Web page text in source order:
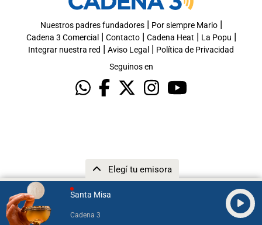
Santa Misa
Cadena 3
Elegí tu emisora
Nuestros padres fundadores| Por siempre Mario|
Cadena 3 Comercial | Contacto| Cadena Heat | La Popu |
Integrar nuestra red | Aviso Legal | Política de Privacidad
Seguinos en